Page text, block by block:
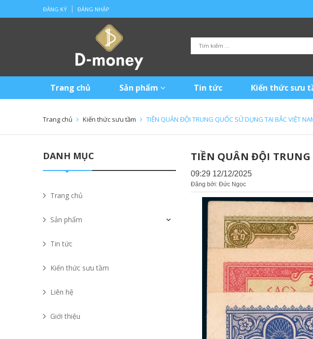
ĐĂNG KÝ ĐĂNG NHẬP
Trang chủ Sản phẩm Tin tức Kiến thức sưu
Trang chủ Kiến thức sưu tầm TIỀN QUÂN ĐỘI TRUNG QUỐC SỬ DỤNG TẠI BẮC VIỆT
TIỀN QUÂN ĐỘI TRUNG
09:29 12/12/2025
Đăng bởi: Đức Ngọc
DANH MỤC
Trang chủ
Sản phẩm
Tin tức
Kiến thức sưu tầm
Liên hệ
Giới thiệu